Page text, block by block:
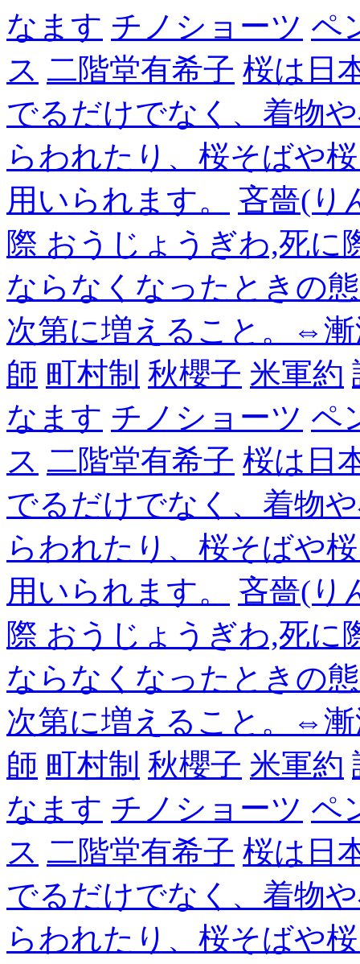
なます チノショーツ ペ
ス 二階堂有希子 桜は日
でるだけでなく、着物
らわれたり、桜そばや
用いられます。
吝嗇(り
際 おうじょうぎわ,死に
ならなくなったときの
次第に増えること。⇔
師 町村制 秋櫻子 米軍約
なます チノショーツ ペ
ス 二階堂有希子 桜は日
でるだけでなく、着物
らわれたり、桜そばや
用いられます。
吝嗇(り
際 おうじょうぎわ,死に
ならなくなったときの
次第に増えること。⇔
師 町村制 秋櫻子 米軍約
なます チノショーツ ペ
ス 二階堂有希子 桜は日
でるだけでなく、着物
らわれたり、桜そばや